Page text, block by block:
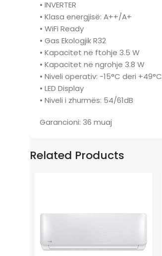
• INVERTER
• Klasa energjisë: A++/A+
• WiFi Ready
• Gas Ekologjik R32
• Kapacitet në ftohje 3.5 W
• Kapacitet në ngrohje 3.8 W
• Niveli operativ: -15°C deri +49°C
• LED Display
• Niveli i zhurmës: 54/61dB
Garancioni: 36 muaj
Related Products